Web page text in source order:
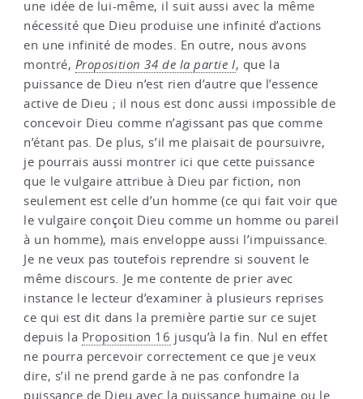
une idée de lui-même, il suit aussi avec la même
nécessité que Dieu produise une infinité d’actions
en une infinité de modes. En outre, nous avons
montré, Proposition 34 de la partie I, que la
puissance de Dieu n’est rien d’autre que l’essence
active de Dieu ; il nous est donc aussi impossible de
concevoir Dieu comme n’agissant pas que comme
n’étant pas. De plus, s’il me plaisait de poursuivre,
je pourrais aussi montrer ici que cette puissance
que le vulgaire attribue à Dieu par fiction, non
seulement est celle d’un homme (ce qui fait voir que
le vulgaire conçoit Dieu comme un homme ou pareil
à un homme), mais enveloppe aussi l’impuissance.
Je ne veux pas toutefois reprendre si souvent le
même discours. Je me contente de prier avec
instance le lecteur d’examiner à plusieurs reprises
ce qui est dit dans la première partie sur ce sujet
depuis la Proposition 16 jusqu’à la fin. Nul en effet
ne pourra percevoir correctement ce que je veux
dire, s’il ne prend garde à ne pas confondre la
puissance de Dieu avec la puissance humaine ou le